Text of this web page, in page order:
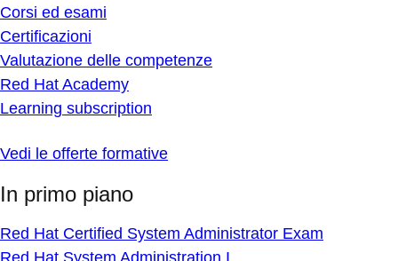
Corsi ed esami
Certificazioni
Valutazione delle competenze
Red Hat Academy
Learning subscription
Vedi le offerte formative
In primo piano
Red Hat Certified System Administrator Exam
Red Hat System Administration I